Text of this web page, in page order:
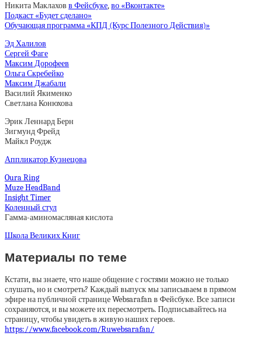
Никита Маклахов в Фейсбуке,во «Вконтакте»
Подкаст «Будет сделано»
Обучающая программа «КПД (Курс Полезного Действия)»
Эд Халилов
Сергей Фаге
Максим Дорофеев
Ольга Скребейко
Максим Джабали
Василий Якименко
Светлана Конюхова
Эрик Леннард Берн
Зигмунд Фрейд
Майкл Роудж
Аппликатор Кузнецова
Oura Ring
Muze HeadBand
Insight Timer
Коленный стул
Гамма-аминомасляная кислота
Школа Великих Книг
Материалы по теме
Кстати, вы знаете, что наше общение с гостями можно не только
слушать, но и смотреть? Каждый выпуск мы записываем в прямом
эфире на публичной странице Websarafan в Фейсбуке. Все записи
сохраняются, и вы можете их пересмотреть. Подписывайтесь на
страницу, чтобы увидеть в живую наших героев.
https://www.facebook.com/Ruwebsarafan/